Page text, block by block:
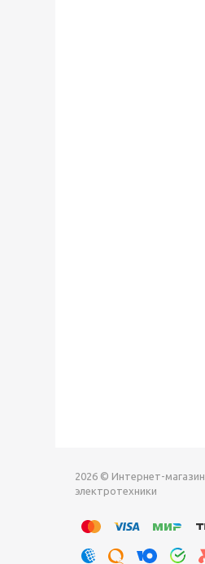
2026 © Интернет-магазин
электротехники